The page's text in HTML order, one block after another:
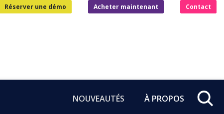
Réserver une démo Acheter maintenant Contact
NOUVEAUTÉS À PROPOS